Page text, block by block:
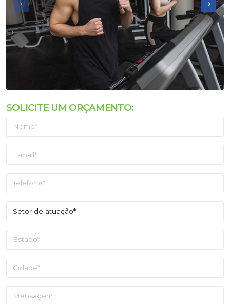
SOLICITE UM ORÇAMENTO: